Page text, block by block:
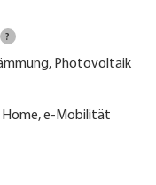
?
Photovoltaik
Home, e-Mobilität